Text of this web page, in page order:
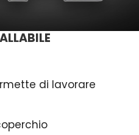
di lavorare